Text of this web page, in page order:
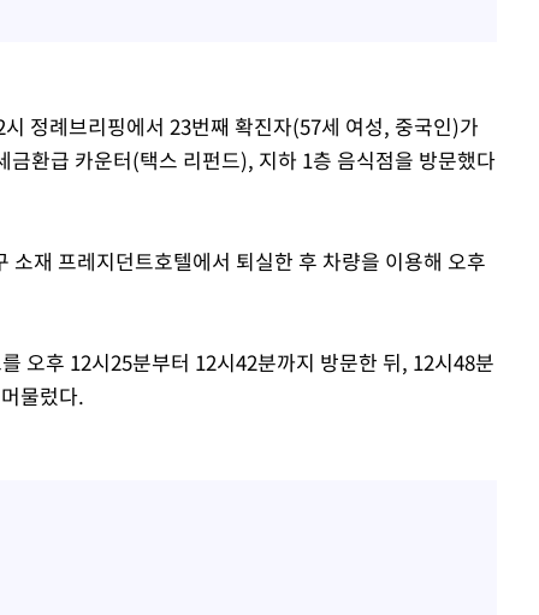
정례브리핑에서 23번째 확진자(57세 여성, 중국인)가
환급 카운터(택스 리펀드), 지하 1층 음식점을 방문했다
재 프레지던트호텔에서 퇴실한 후 차량을 이용해 오후
오후 12시25분부터 12시42분까지 방문한 뒤, 12시48분
물렀다.